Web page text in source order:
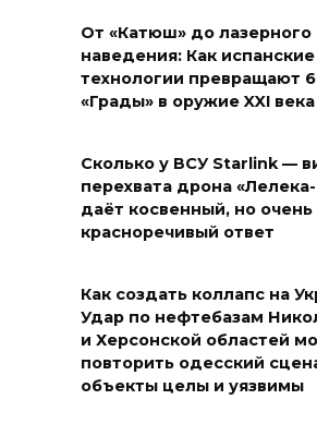
От «Катюш» до лазерного
наведения: Как испанские
технологии превращают
«Грады» в оружие XXI века
Сколько у ВСУ Starlink —
перехвата дрона
даёт косвенный, но очень
красноречивый ответ
Как создать коллапс на
Удар по нефтебазам
и Херсонской областей
повторить одесский
объекты целы и уязвимы